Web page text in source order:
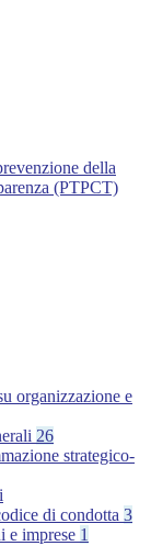
della
(PTPCT)
organizzazione e
26
strategico-
di condotta 3
e imprese 1